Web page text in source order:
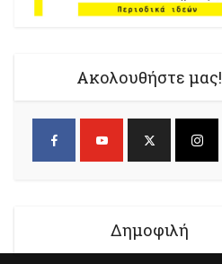
Ακολουθήστε μας!
Δημοφιλή